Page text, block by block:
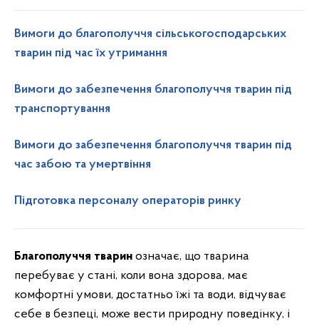
Вимоги до благополуччя сільськогосподарських
тварин під час їх утримання
Вимоги до забезпечення благополуччя тварин під
транспортування
Вимоги до забезпечення благополуччя тварин під
час забою та умертвіння
Підготовка персоналу операторів ринку
Благополуччя тварин означає, що тварина
перебуває у стані, коли вона здорова, має
комфортні умови, достатньо їжі та води, відчуває
себе в безпеці, може вести природну поведінку, і